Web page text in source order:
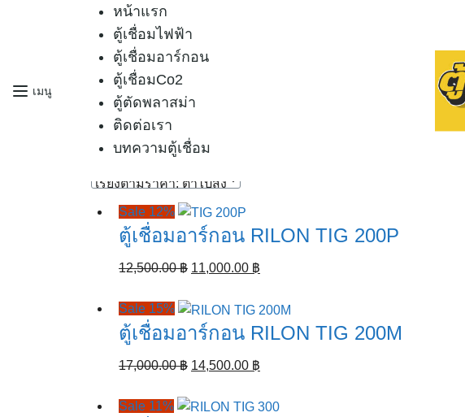
เมนู
หน้าแรก
ตู้เชื่อมไฟฟ้า
ตู้เชื่อมอาร์กอน
ตู้เชื่อมCo2
ตู้ตัดพลาสม่า
ติดต่อเรา
บทความตู้เชื่อม
หน้าหลัก
ตู้เชื่อมอาร์กอน2ระบบ
Showing all 7 results
price:
low
to
Sale 12%
ตู้เชื่อมอาร์กอน RILON TIG 200P
12,500.00฿ Original
was:
12,500.00 ฿.
11,000.00 ฿
is:
11,000.00 ฿.
Sale 15%
ตู้เชื่อมอาร์กอน RILON TIG 200M
17,000.00฿ Original
was:
14,500.00 ฿
is:
Sale 11%